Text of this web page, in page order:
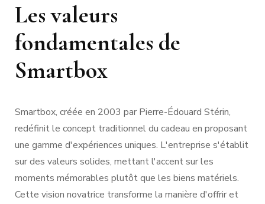
Les valeurs
fondamentales de
Smartbox
Smartbox, créée en 2003 par Pierre-Édouard Stérin,
redéfinit le concept traditionnel du cadeau en proposant
une gamme d'expériences uniques. L'entreprise s'établit
sur des valeurs solides, mettant l'accent sur les
moments mémorables plutôt que les biens matériels.
Cette vision novatrice transforme la manière d'offrir et